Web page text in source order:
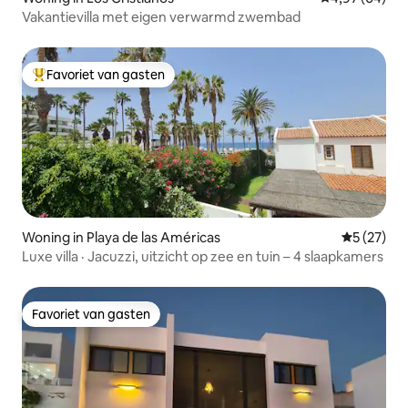
Vakantievilla met eigen verwarmd zwembad
Topfavoriet van gasten
Favoriet van gasten
Woning in Playa de las Américas
5 (27)
Luxe villa · Jacuzzi, uitzicht op zee en tuin – 4 slaapkamers
Favoriet van gasten
Favoriet van gasten